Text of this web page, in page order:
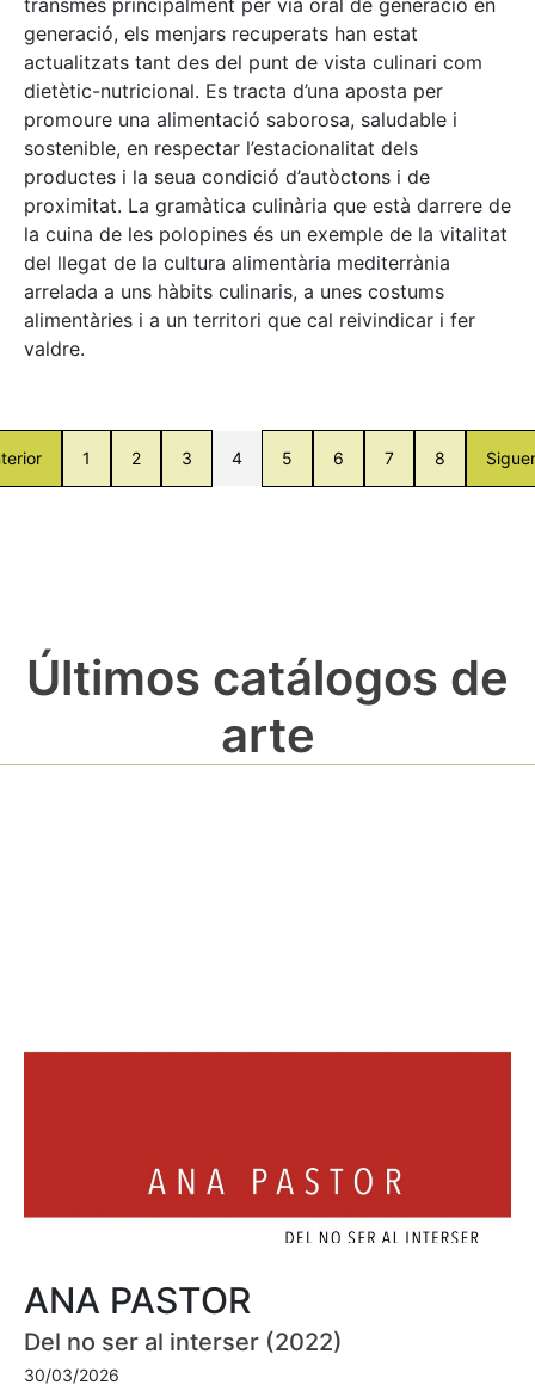
generació, els menjars recuperats han estat
actualitzats tant des del punt de vista culinari com
dietètic-nutricional. Es tracta d’una aposta per
promoure una alimentació saborosa, saludable i
sostenible, en respectar l’estacionalitat dels
productes i la seua condició d’autòctons i de
proximitat. La gramàtica culinària que està darrere de
la cuina de les polopines és un exemple de la vitalitat
del llegat de la cultura alimentària mediterrània
arrelada a uns hàbits culinaris, a unes costums
alimentàries i a un territori que cal reivindicar i fer
valdre.
1 2 3 4 5 6 7 8
Últimos catálogos de
arte
ANA PASTOR
Del no ser al interser (2022)
30/03/2026